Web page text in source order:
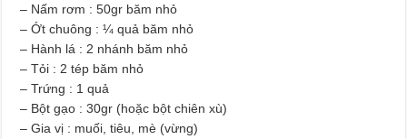
– Nấm rơm : 50gr băm nhỏ
– Ớt chuông : ¼ quả băm nhỏ
– Hành lá : 2 nhánh băm nhỏ
– Tỏi : 2 tép băm nhỏ
– Trứng : 1 quả
– Bột gạo : 30gr (hoặc bột chiên xù)
– Gia vị : muối, tiêu, mè (vừng)